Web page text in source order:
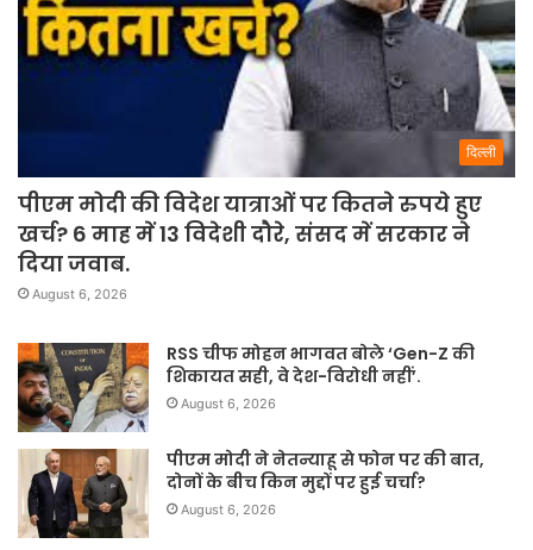
दिल्ली
पीएम मोदी की विदेश यात्राओं पर कितने रुपये हुए
खर्च? 6 माह में 13 विदेशी दौरे, संसद में सरकार ने
दिया जवाब.
August 6, 2026
RSS चीफ मोहन भागवत बोले ‘Gen-Z की
शिकायत सही, वे देश-विरोधी नहीं’.
August 6, 2026
पीएम मोदी ने नेतन्याहू से फोन पर की बात,
दोनों के बीच किन मुद्दों पर हुई चर्चा?
August 6, 2026